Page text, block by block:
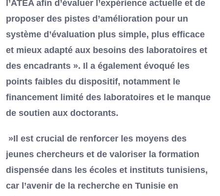
l’ATEA afin d’évaluer l’expérience actuelle et de
proposer des pistes d’amélioration pour un
système d’évaluation plus simple, plus efficace
et mieux adapté aux besoins des laboratoires et
des encadrants ». Il a également évoqué les
points faibles du dispositif, notamment le
financement limité des laboratoires et le manque
de soutien aux doctorants.
»Il est crucial de renforcer les moyens des
jeunes chercheurs et de valoriser la formation
dispensée dans les écoles et instituts tunisiens,
car l’avenir de la recherche en Tunisie en